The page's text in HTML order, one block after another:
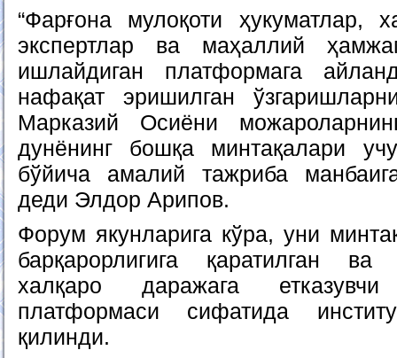
“Фарғона мулоқоти ҳукуматлар,
экспертлар ва маҳаллий
ишлайдиган платформага
нафақат эришилган
Марказий Осиёни
дунёнинг бошқа минтақалари
бўйича амалий тажриба
деди Элдор Арипов.
Форум якунларига кўра, уни
барқарорлигига қаратилган
халқаро даражага
платформаси сифатида
қилинди.